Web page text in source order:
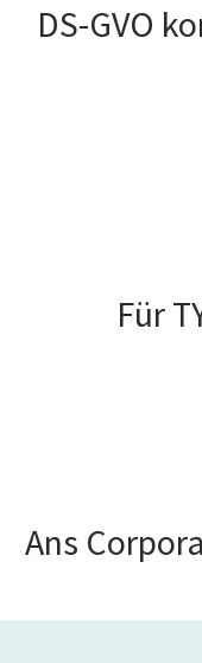
DS-GVO
Für
Ans